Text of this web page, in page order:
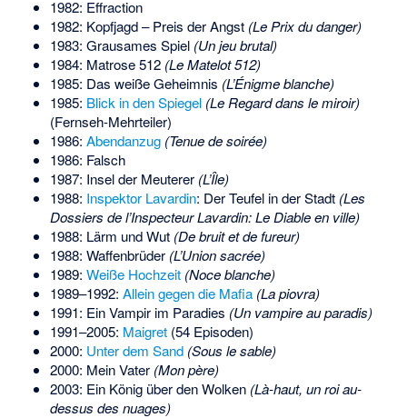
1982: Effraction
1982: Kopfjagd – Preis der Angst (Le Prix du danger)
1983: Grausames Spiel (Un jeu brutal)
1984: Matrose 512 (Le Matelot 512)
1985: Das weiße Geheimnis (L’Énigme blanche)
1985: Blick in den Spiegel (Le Regard dans le miroir)
(Fernseh-Mehrteiler)
1986: Abendanzug (Tenue de soirée)
1986: Falsch
1987: Insel der Meuterer (L’Île)
1988: Inspektor Lavardin: Der Teufel in der Stadt (Les
Dossiers de l’Inspecteur Lavardin: Le Diable en ville)
1988: Lärm und Wut (De bruit et de fureur)
1988: Waffenbrüder (L’Union sacrée)
1989: Weiße Hochzeit (Noce blanche)
1989–1992: Allein gegen die Mafia (La piovra)
1991: Ein Vampir im Paradies (Un vampire au paradis)
1991–2005: Maigret(54 Episoden)
2000: Unter dem Sand (Sous le sable)
2000: Mein Vater (Mon père)
2003: Ein König über den Wolken (Là-haut, un roi au-
dessus des nuages)